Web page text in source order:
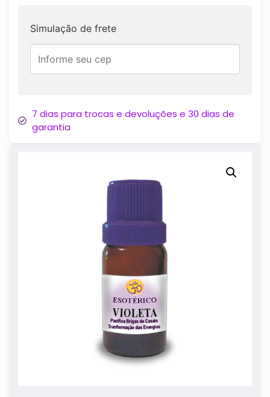
Simulação de frete
7 dias para trocas e devoluções e 30 dias de
garantia